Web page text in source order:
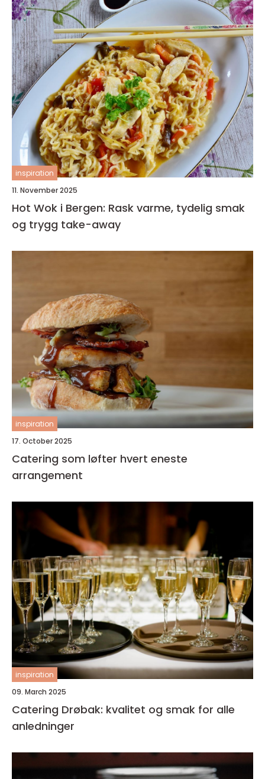
inspiration
11. November 2025
Hot Wok i Bergen: Rask varme, tydelig smak
og trygg take-away
inspiration
17. October 2025
Catering som løfter hvert eneste
arrangement
inspiration
09. March 2025
Catering Drøbak: kvalitet og smak for alle
anledninger